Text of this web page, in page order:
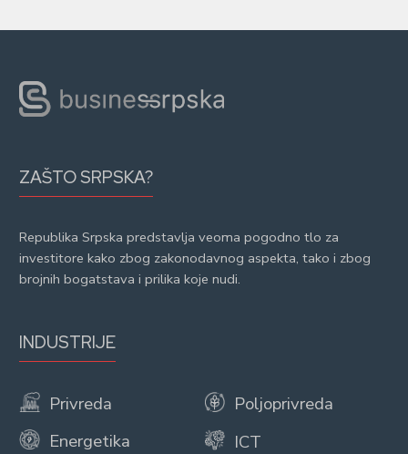
ZAŠTO SRPSKA?
Republika Srpska predstavlja veoma pogodno tlo za
investitore kako zbog zakonodavnog aspekta, tako i zbog
brojnih bogatstava i prilika koje nudi.
INDUSTRIJE
Privreda
Energetika
Poljoprivreda
ICT